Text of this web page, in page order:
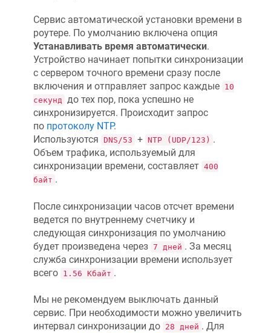
Сервис автоматической установки времени в
роутере. По умолчанию включена опция
Устанавливать время автоматически.
Устройство начинает попытки синхронизации
с сервером точного времени сразу после
включения и отправляет запрос каждые 10
секунд до тех пор, пока успешно не
синхронизируется. Происходит запрос
по протоколу NTP.
Используются DNS/53 + NTP (UDP/123) .
Объем трафика, используемый для
синхронизации времени, составляет 400
байт .
После синхронизации часов отсчет времени
ведется по внутреннему счетчику и
следующая синхронизация по умолчанию
будет произведена через 7 дней . За месяц
служба синхронизации времени использует
всего 1.56 Кбайт .
Мы не рекомендуем выключать данный
сервис. При необходимости можно увеличить
интервал синхронизации до 28 дней . Для